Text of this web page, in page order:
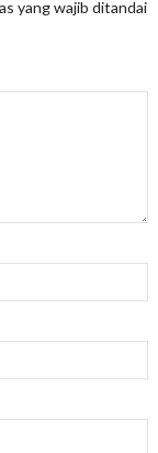
yang wajib ditandai